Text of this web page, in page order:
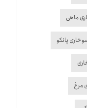
ماهی
پانکو
مرغ